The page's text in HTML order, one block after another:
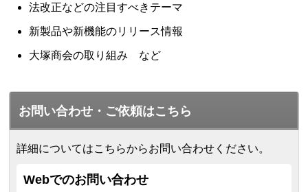
法改正などの注目すべきテーマ
新製品や新機能のリリース情報
大塚商会の取り組み など
お問い合わせ・ご依頼はこちら
詳細についてはこちらからお問い合わせください。
Webでのお問い合わせ